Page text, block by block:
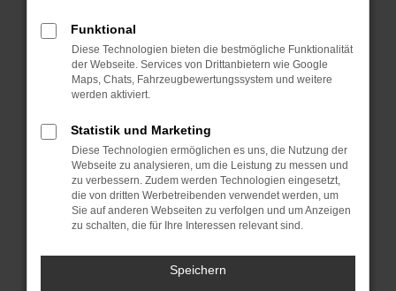
schöpfen“. Hinzu kommt, dass wir für
dich die Lieferung direkt nach Stuttgart
oder einen anderen Ort, irgendwo in
Deutschland, übernehmen. Wir lassen
bei BMW Gebrauchtwagen Argumente
sprechen und überzeugen durch
Qualität. All unsere Fahrzeuge für deine
Mobilität in Stuttgart stammen aus
erster Hand und hatten entsprechend
nur einen Vorbesitzer. Es handelt sich
um einheimische Fahrzeuge und keine
EU-Importe und vor allem: unsere BMW
Funktional
Diese Technologien bieten die bestmögliche Funktionalität
der Webseite. Services von Drittanbietern wie Google
Maps, Chats, Fahrzeugbewertungssystem und weitere
werden aktiviert.
Statistik und Marketing
Diese Technologien ermöglichen es uns, die Nutzung der
Webseite zu analysieren, um die Leistung zu messen und
zu verbessern. Zudem werden Technologien eingesetzt,
die von dritten Werbetreibenden verwendet werden, um
Sie auf anderen Webseiten zu verfolgen und um Anzeigen
zu schalten, die für Ihre Interessen relevant sind.
Speichern